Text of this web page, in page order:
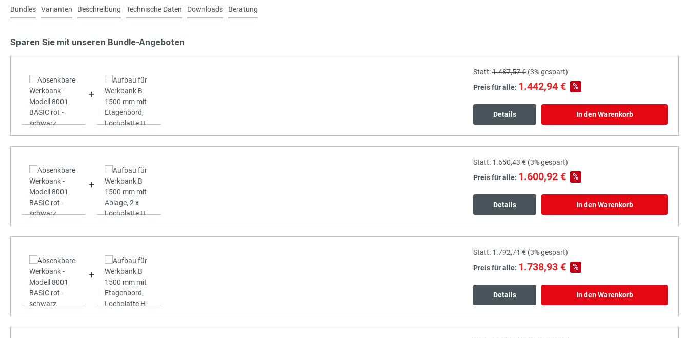
Bundles Varianten Beschreibung Technische Daten Downloads Beratung
Sparen Sie mit unseren Bundle-Angeboten
+
Statt:1.487,57 € (3%gespart)
Preis für alle: 1.442,94 € %
Details In den Warenkorb
+
Statt:1.650,43 € (3%gespart)
Preis für alle: 1.600,92 € %
Details In den Warenkorb
+
Statt:1.792,71 € (3%gespart)
Preis für alle: 1.738,93 € %
Details In den Warenkorb